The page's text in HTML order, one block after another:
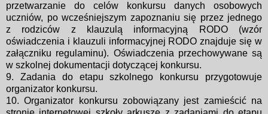
przetwarzanie do celów konkursu danych osobowych
uczniów, po wcześniejszym zapoznaniu się przez jednego
z rodziców z klauzulą informacyjną RODO (wzór
oświadczenia i klauzuli informacyjnej RODO znajduje się w
załączniku regulaminu). Oświadczenia przechowywane są
w szkolnej dokumentacji dotyczącej konkursu.
9. Zadania do etapu szkolnego konkursu przygotowuje
organizator konkursu.
10. Organizator konkursu zobowiązany jest zamieścić na